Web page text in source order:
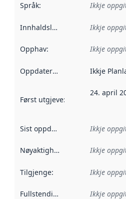
Språk: Ikkje
Innhaldsleverandørar :
Ikkje
Opphav: Ikkje
Oppdateringsfrekvens :
Ikkje
Først utgjeve: Denne datoen
24. april
Sist oppdatert Ikkje
Nøyaktigheit Ikkje
Tilgjenge: Ikkje
Fullstendigheit Ikkje